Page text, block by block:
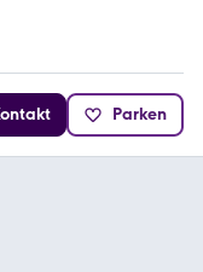
Parken